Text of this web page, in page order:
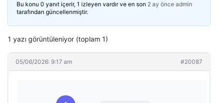
Bu konu 0 yanıt içerir, 1 izleyen vardır ve en son 2 ay önce admin
tarafından güncellenmiştir.
1 yazı görüntüleniyor (toplam 1)
05/06/2026: 9:17 am #20087